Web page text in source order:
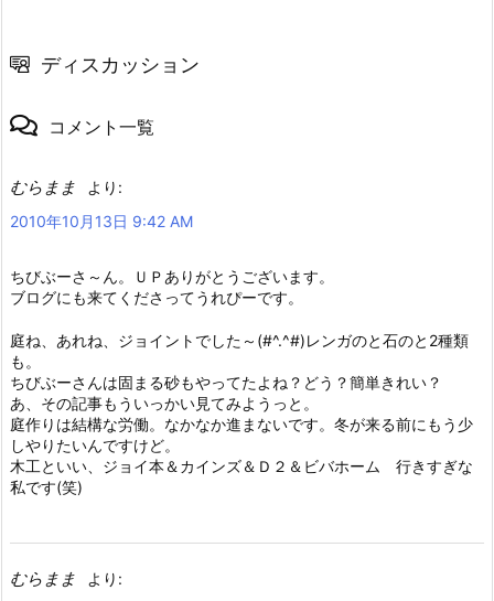
ディスカッション
コメント一覧
むらまま
より:
2010年10月13日 9:42 AM
ちびぶーさ～ん。ＵＰありがとうございます。
ブログにも来てくださってうれぴーです。
庭ね、あれね、ジョイントでした～(#^.^#)レンガのと石のと2種類
も。
ちびぶーさんは固まる砂もやってたよね？どう？簡単きれい？
あ、その記事もういっかい見てみようっと。
庭作りは結構な労働。なかなか進まないです。冬が来る前にもう少
しやりたいんですけど。
木工といい、ジョイ本＆カインズ＆Ｄ２＆ビバホーム 行きすぎな
私です(笑)
むらまま
より: